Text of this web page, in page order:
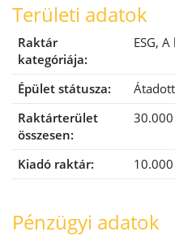
Területi adatok
Raktár
kategóriája:
ESG, A
Épület státusza:
Átadott
Raktárterület
összesen:
Kiadó raktár:
Pénzügyi adatok